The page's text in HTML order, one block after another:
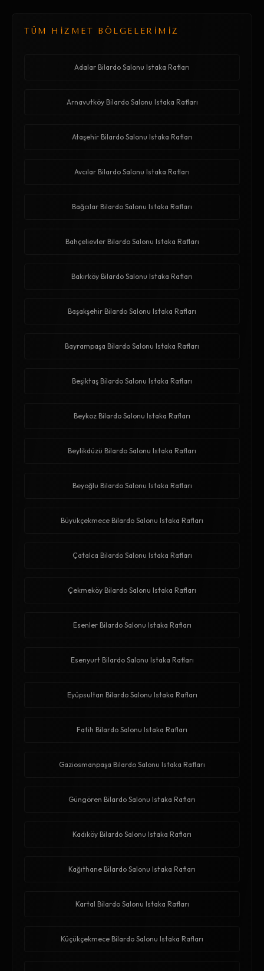
TÜM HİZMET BÖLGELERİMİZ
Adalar Bilardo Salonu Istaka Rafları
Arnavutköy Bilardo Salonu Istaka Rafları
Ataşehir Bilardo Salonu Istaka Rafları
Avcılar Bilardo Salonu Istaka Rafları
Bağcılar Bilardo Salonu Istaka Rafları
Bahçelievler Bilardo Salonu Istaka Rafları
Bakırköy Bilardo Salonu Istaka Rafları
Başakşehir Bilardo Salonu Istaka Rafları
Bayrampaşa Bilardo Salonu Istaka Rafları
Beşiktaş Bilardo Salonu Istaka Rafları
Beykoz Bilardo Salonu Istaka Rafları
Beylikdüzü Bilardo Salonu Istaka Rafları
Beyoğlu Bilardo Salonu Istaka Rafları
Büyükçekmece Bilardo Salonu Istaka Rafları
Çatalca Bilardo Salonu Istaka Rafları
Çekmeköy Bilardo Salonu Istaka Rafları
Esenler Bilardo Salonu Istaka Rafları
Esenyurt Bilardo Salonu Istaka Rafları
Eyüpsultan Bilardo Salonu Istaka Rafları
Fatih Bilardo Salonu Istaka Rafları
Gaziosmanpaşa Bilardo Salonu Istaka Rafları
Güngören Bilardo Salonu Istaka Rafları
Kadıköy Bilardo Salonu Istaka Rafları
Kağıthane Bilardo Salonu Istaka Rafları
Kartal Bilardo Salonu Istaka Rafları
Küçükçekmece Bilardo Salonu Istaka Rafları